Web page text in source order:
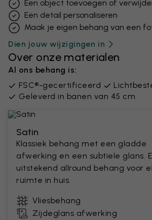
Een object toevoegen of
Een detail personaliseren
Maak je eigen behang van een
Dien jouw wijzigingen in
Over onze materialen
Al ons behang is:
FSC®-gecertificeerd
Geleverd in banen van 45 cm
Satin
Klassiek behang met een gladde
afwerking en een subtiele glans.
uitstekend allround behang voor
ruimte in huis.
Vliesbehang
Zijdeglans afwerking